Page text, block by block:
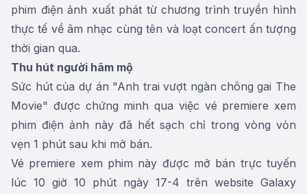
phim điện ảnh xuất phát từ chương trình truyền hình
thực tế về âm nhạc cùng tên và loạt concert ấn tượng
thời gian qua.
Thu hút người hâm mộ
Sức hút của dự án "Anh trai vượt ngàn chông gai The
Movie" được chứng minh qua việc vé premiere xem
phim điện ảnh này đã hết sạch chỉ trong vòng vỏn
vẹn 1 phút sau khi mở bán.
Vé premiere xem phim này được mở bán trực tuyến
lúc 10 giờ 10 phút ngày 17-4 trên website Galaxy